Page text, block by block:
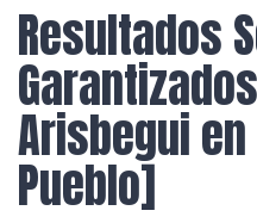
Resultados
Arisbegui
Pueblo]